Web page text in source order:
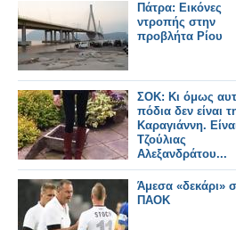
Πάτρα: Eικόνες
ντροπής στην
προβλήτα Ρίου
ΣΟΚ: Κι όμως
πόδια δεν είναι
Καραγιάννη.
Τζούλιας
Αλεξανδράτου...
Άμεσα «δεκάρι»
ΠΑΟΚ